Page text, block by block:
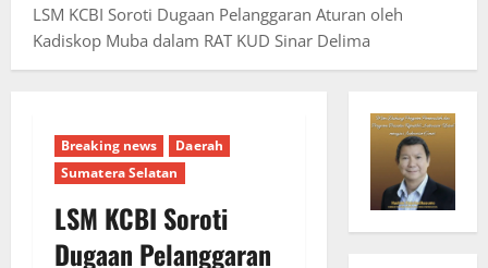
LSM KCBI Soroti Dugaan Pelanggaran Aturan oleh
Kadiskop Muba dalam RAT KUD Sinar Delima
Breaking news
Daerah
Sumatera Selatan
LSM KCBI Soroti
Dugaan Pelanggaran